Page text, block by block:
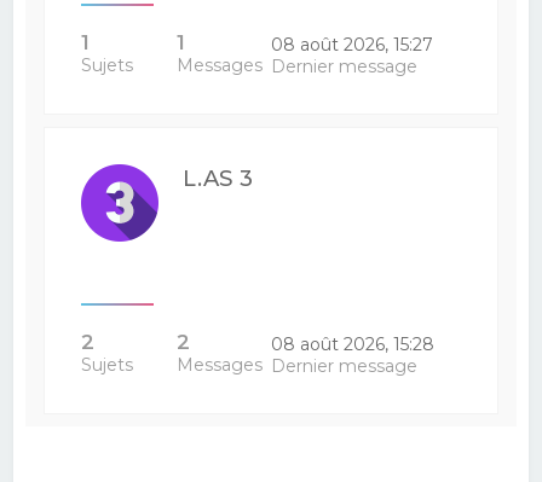
1
Sujets
1
Messages
08 août 2026, 15:27
Dernier message
L.AS 3
2
Sujets
2
Messages
08 août 2026, 15:28
Dernier message